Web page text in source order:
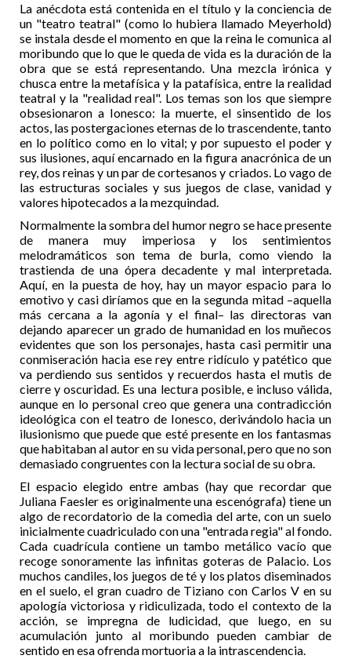
La anécdota está contenida en el título y la conciencia de
un "teatro teatral" (como lo hubiera llamado Meyerhold)
se instala desde el momento en que la reina le comunica al
moribundo que lo que le queda de vida es la duración de la
obra que se está representando. Una mezcla irónica y
chusca entre la metafísica y la patafísica, entre la realidad
teatral y la "realidad real". Los temas son los que siempre
obsesionaron a Ionesco: la muerte, el sinsentido de los
actos, las postergaciones eternas de lo trascendente, tanto
en lo político como en lo vital; y por supuesto el poder y
sus ilusiones, aquí encarnado en la figura anacrónica de un
rey, dos reinas y un par de cortesanos y criados. Lo vago de
las estructuras sociales y sus juegos de clase, vanidad y
valores hipotecados a la mezquindad.
Normalmente la sombra del humor negro se hace presente
de manera muy imperiosa y los sentimientos
melodramáticos son tema de burla, como viendo la
trastienda de una ópera decadente y mal interpretada.
Aquí, en la puesta de hoy, hay un mayor espacio para lo
emotivo y casi diríamos que en la segunda mitad –aquella
más cercana a la agonía y el final– las directoras van
dejando aparecer un grado de humanidad en los muñecos
evidentes que son los personajes, hasta casi permitir una
conmiseración hacia ese rey entre ridículo y patético que
va perdiendo sus sentidos y recuerdos hasta el mutis de
cierre y oscuridad. Es una lectura posible, e incluso válida,
aunque en lo personal creo que genera una contradicción
ideológica con el teatro de Ionesco, derivándolo hacia un
ilusionismo que puede que esté presente en los fantasmas
que habitaban al autor en su vida personal, pero que no son
demasiado congruentes con la lectura social de su obra.
El espacio elegido entre ambas (hay que recordar que
Juliana Faesler es originalmente una escenógrafa) tiene un
algo de recordatorio de la comedia del arte, con un suelo
inicialmente cuadriculado con una "entrada regia" al fondo.
Cada cuadrícula contiene un tambo metálico vacío que
recoge sonoramente las infinitas goteras de Palacio. Los
muchos candiles, los juegos de té y los platos diseminados
en el suelo, el gran cuadro de Tiziano con Carlos V en su
apología victoriosa y ridiculizada, todo el contexto de la
acción, se impregna de ludicidad, que luego, en su
acumulación junto al moribundo pueden cambiar de
sentido en esa ofrenda mortuoria a la intrascendencia.